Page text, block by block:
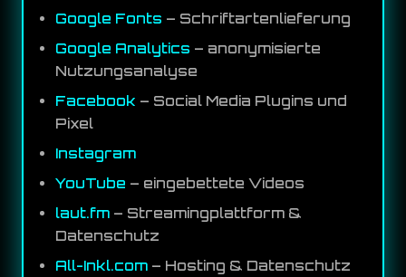
Google Fonts – Schriftartenlieferung
Google Analytics – anonymisierte
Nutzungsanalyse
Facebook – Social Media Plugins und
Pixel
Instagram
YouTube – eingebettete Videos
laut.fm – Streamingplattform &
Datenschutz
All-Inkl.com – Hosting & Datenschutz